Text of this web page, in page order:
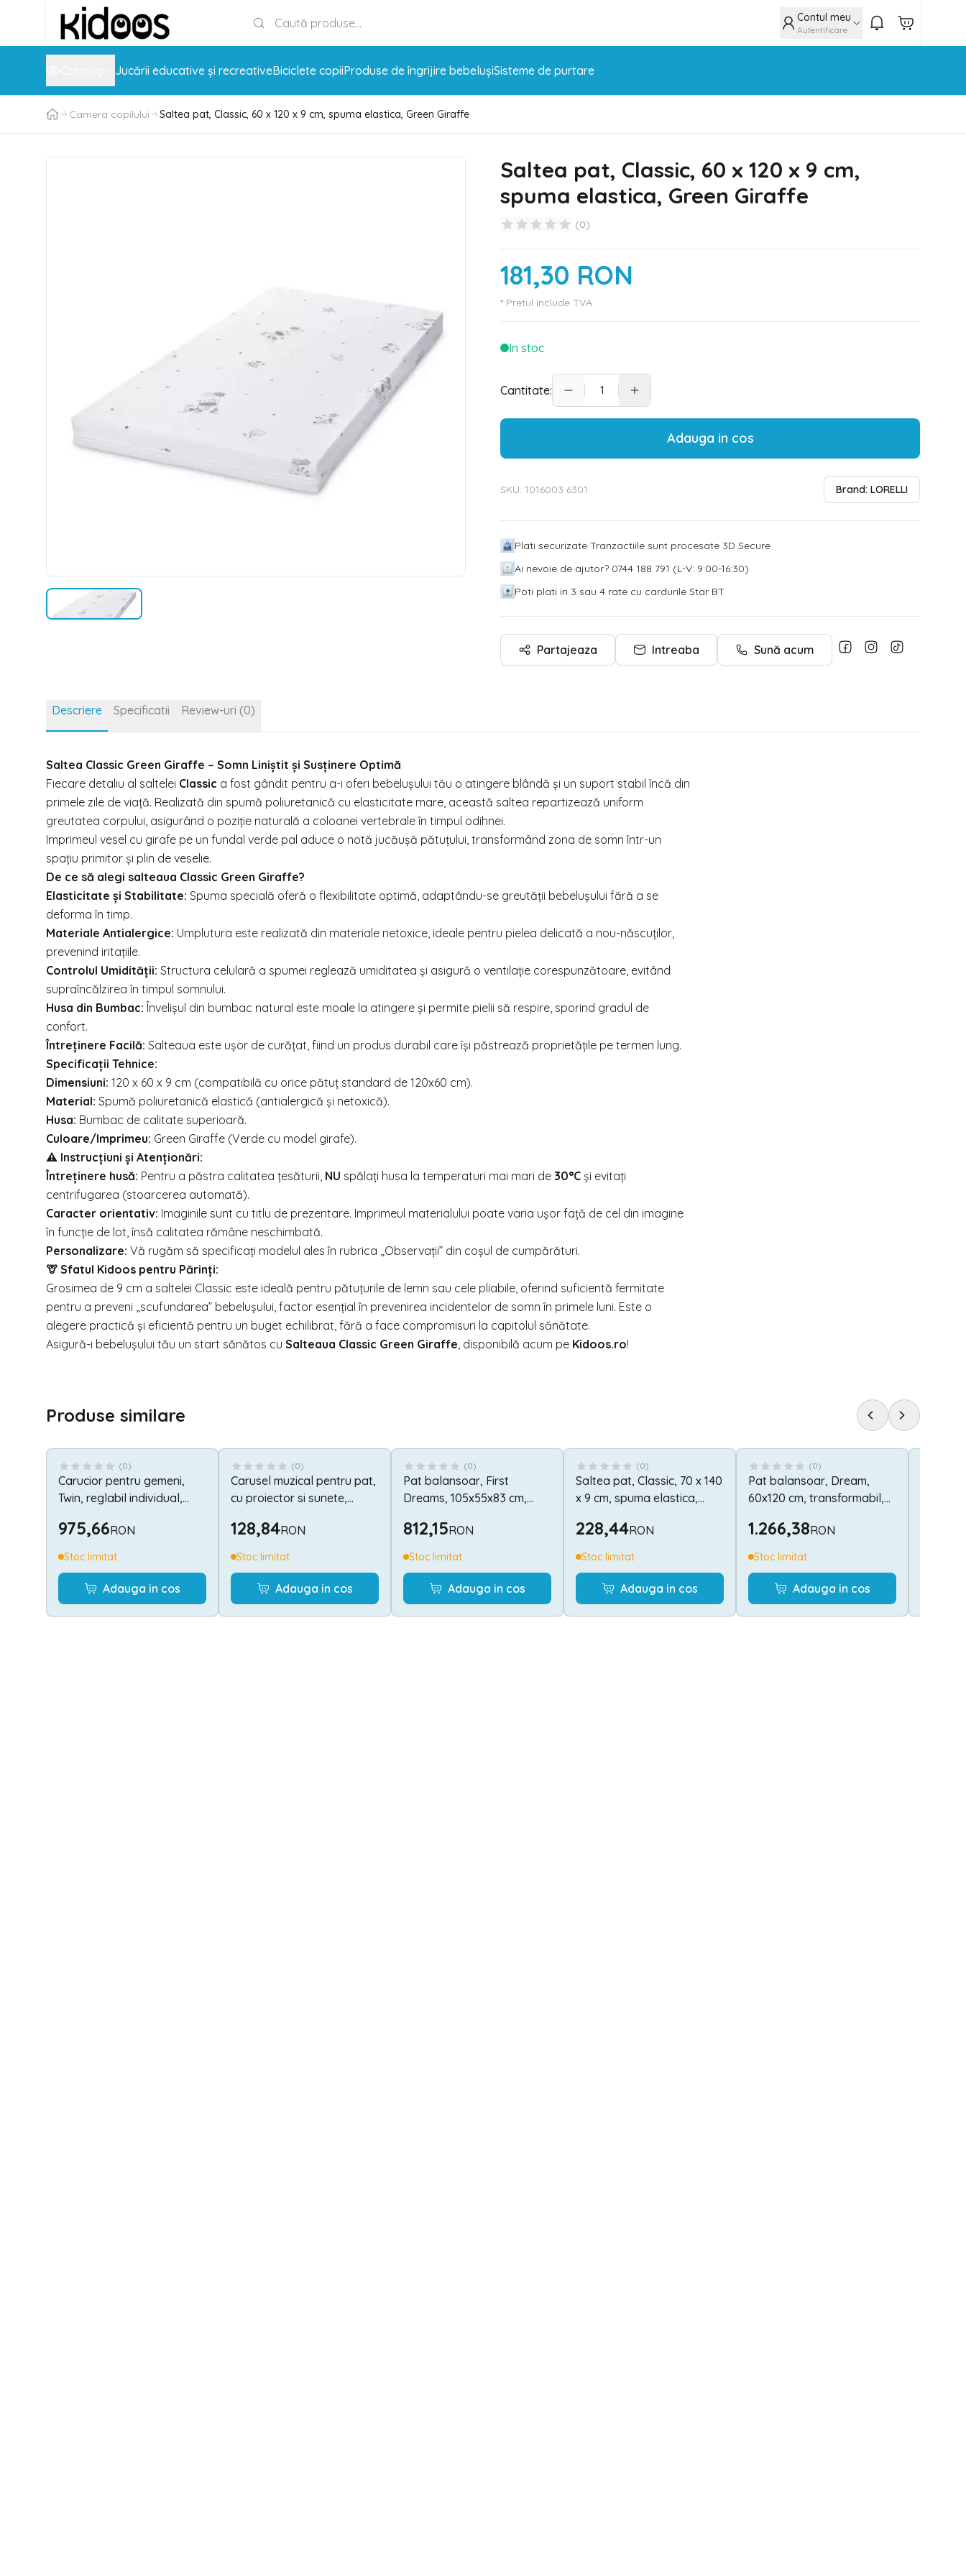
Contul meu
Autentificare
Jucării educative și recreativeBiciclete copiiProduse de îngrijire bebelușiSisteme de purtare
Camera copilului Saltea pat, Classic, 60 x 120 x 9 cm, spuma elastica, Green Giraffe
Saltea pat, Classic, 60 x 120 x 9 cm,
spuma elastica, Green Giraffe
(0)
181,30 RON
* Pretul include TVA
In stoc
Cantitate:
Adauga in cos
SKU: 1016003 6301 Brand: LORELLI
Plati securizate Tranzactiile sunt procesate 3D Secure
Ai nevoie de ajutor? 0744 188 791 (L-V: 9:00-16:30)
Poti plati in 3 sau 4 rate cu cardurile Star BT
Partajeaza Intreaba Sună acum
Descriere Specificatii Review-uri (0)
Saltea Classic Green Giraffe – Somn Liniștit și Susținere Optimă
Fiecare detaliu al saltelei Classic a fost gândit pentru a-i oferi bebelușului tău o atingere blândă și un suport stabil încă din
primele zile de viață. Realizată din spumă poliuretanică cu elasticitate mare, această saltea repartizează uniform
greutatea corpului, asigurând o poziție naturală a coloanei vertebrale în timpul odihnei.
Imprimeul vesel cu girafe pe un fundal verde pal aduce o notă jucăușă pătuțului, transformând zona de somn într-un
spațiu primitor și plin de veselie.
De ce să alegi salteaua Classic Green Giraffe?
Elasticitate și Stabilitate: Spuma specială oferă o flexibilitate optimă, adaptându-se greutății bebelușului fără a se
deforma în timp.
Materiale Antialergice: Umplutura este realizată din materiale netoxice, ideale pentru pielea delicată a nou-născuților,
prevenind iritațiile.
Controlul Umidității: Structura celulară a spumei reglează umiditatea și asigură o ventilație corespunzătoare, evitând
supraîncălzirea în timpul somnului.
Husa din Bumbac: Învelișul din bumbac natural este moale la atingere și permite pielii să respire, sporind gradul de
confort.
Întreținere Facilă: Salteaua este ușor de curățat, fiind un produs durabil care își păstrează proprietățile pe termen lung.
Specificații Tehnice:
Dimensiuni: 120 x 60 x 9 cm (compatibilă cu orice pătuț standard de 120x60 cm).
Material: Spumă poliuretanică elastică (antialergică și netoxică).
Husa: Bumbac de calitate superioară.
Culoare/Imprimeu: Green Giraffe (Verde cu model girafe).
⚠️ Instrucțiuni și Atenționări:
Întreținere husă: Pentru a păstra calitatea țesăturii, NU spălați husa la temperaturi mai mari de 30°C și evitați
centrifugarea (stoarcerea automată).
Caracter orientativ: Imaginile sunt cu titlu de prezentare. Imprimeul materialului poate varia ușor față de cel din imagine
în funcție de lot, însă calitatea rămâne neschimbată.
Personalizare: Vă rugăm să specificați modelul ales în rubrica „Observații” din coșul de cumpărături.
🦒 Sfatul Kidoos pentru Părinți:
Grosimea de 9 cm a saltelei Classic este ideală pentru pătuțurile de lemn sau cele pliabile, oferind suficientă fermitate
pentru a preveni „scufundarea” bebelușului, factor esențial în prevenirea incidentelor de somn în primele luni. Este o
alegere practică și eficientă pentru un buget echilibrat, fără a face compromisuri la capitolul sănătate.
Asigură-i bebelușului tău un start sănătos cu Salteaua Classic Green Giraffe, disponibilă acum pe Kidoos.ro!
Produse similare
(0)
Carucior pentru gemeni,
Twin, reglabil individual,
geanta pentru mama
inclusa, Grey
975,66RON
Stoc limitat
Adauga in cos
(0)
Carusel muzical pentru pat,
cu proiector si sunete,
128,84RON
Stoc limitat
Adauga in cos
(0)
Pat balansoar, First
Dreams, 105x55x83 cm,
812,15RON
Stoc limitat
Adauga in cos
(0)
Saltea pat, Classic, 70 x 140
x 9 cm, spuma elastica,
228,44RON
Stoc limitat
Adauga in cos
(0)
Pat balansoar, Dream,
60x120 cm, transformabil,
1.266,38RON
Stoc limitat
Adauga in cos